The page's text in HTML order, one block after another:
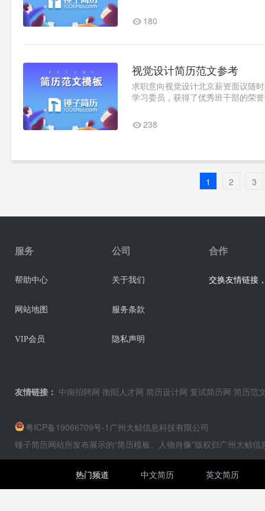
180
视觉设计简历范文参考
求职意向视觉设计北京薪资面议随
学习委员，获得了优秀班干部的荣
238
1 2 3
服务
帮助中心
网站地图
VIP会员
公司
关于我们
服务条款
隐私声明
合作
交换友情链接
友情链接： 中南招聘网 衡阳人才网 简历设计网 复试简历网 简历范
粤ICP备19066709号-1 广州大鲸信息科技有限公司
锤子简历网站所发布展示的“简历模板、人物肖像”版权归广州大鲸
热门频道 中文简历 英文简历